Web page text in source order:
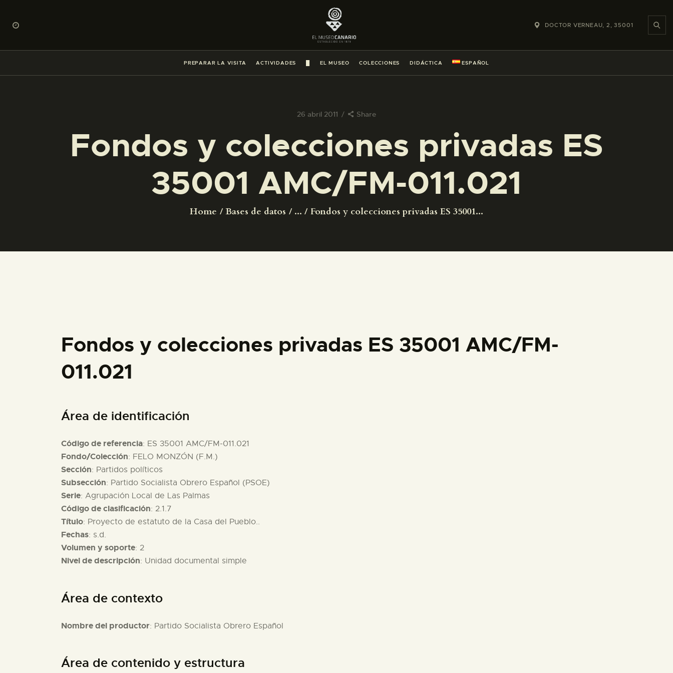
DOCTOR VERNEAU, 2, 35001
PREPARAR LA VISITA ACTIVIDADES EL MUSEO COLECCIONES DIDÁCTICA ESPAÑOL
26 abril 2011 Share
Fondos y colecciones privadas ES
35001 AMC/FM-011.021
Home Bases de datos ... Fondos y colecciones privadas ES 35001...
PREPARAR LA VISITA
ACTIVIDADES
█
COLECCIONES
DIDÁCTICA
ESPAÑOL
Fondos y colecciones privadas ES 35001 AMC/FM-
011.021
Área de identificación
Código de referencia: ES 35001 AMC/FM-011.021
Fondo/Colección: FELO MONZÓN (F.M.)
Sección: Partidos políticos
Subsección: Partido Socialista Obrero Español (PSOE)
Serie: Agrupación Local de Las Palmas
Código de clasificación: 2.1.7
Título: Proyecto de estatuto de la Casa del Pueblo..
Fechas: s.d.
Volumen y soporte: 2
Nivel de descripción: Unidad documental simple
Área de contexto
Nombre del productor: Partido Socialista Obrero Español
Área de contenido y estructura